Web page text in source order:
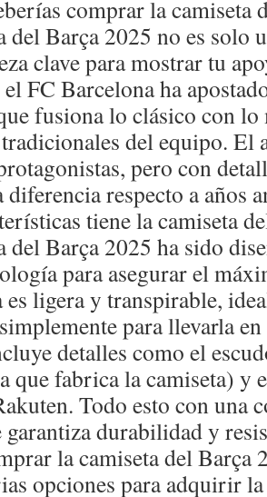
comprar la camiseta
del Barça 2025 no es solo
clave para mostrar tu
FC Barcelona ha
fusiona lo clásico con lo
del equipo. El
pero con
diferencia respecto a años
tiene la camiseta
del Barça 2025 ha sido
para asegurar el
es ligera y transpirable,
para llevarla
detalles como el
que fabrica la camiseta) y
Todo esto con una
garantiza durabilidad y
la camiseta del Barça
opciones para adquirir